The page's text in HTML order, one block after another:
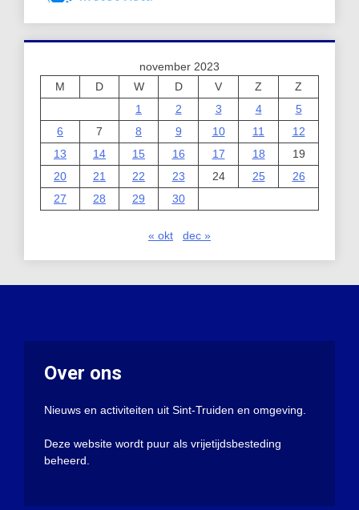
november 2023
M
D W D V Z
Z
1
2 3 4
5
6
7 8 9 10 11
12
13
14 15 16 17 18
19
20
21 22 23 24 25
26
27
28 29 30
« okt dec »
Over ons
Nieuws en activiteiten uit Sint-Truiden en omgeving.
Deze website wordt puur als vrijetijdsbesteding
beheerd.